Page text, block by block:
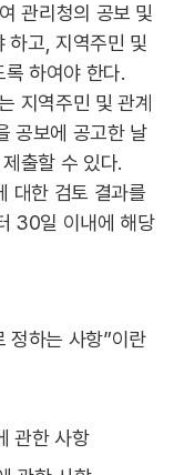
관리청의 공보 및
하고, 지역주민 및
하여야 한다.
지역주민 및 관계
공보에 공고한 날
출할 수 있다.
대한 검토 결과를
30일 이내에 해당
정하는 사항”이란
관한 사항